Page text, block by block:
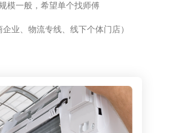
模一般，希望单个找师傅
企业、物流专线、线下个体门店）